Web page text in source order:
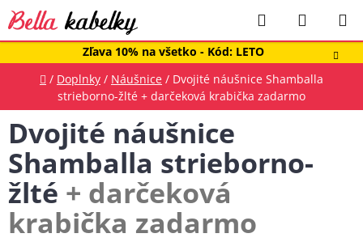
Prejsť
na
obsah
Zľava 10% na všetko - Kód: LETO
Hľadať
KOŠÍK
Domov
/ Doplnky / Náušnice / Dvojité náušnice Shamballa
strieborno-žlté + darčeková krabička zadarmo
Dvojité náušnice
Shamballa strieborno-
žlté + darčeková
krabička zadarmo